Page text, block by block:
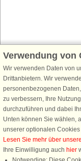
Schließen Sie sich
Erhalten Sie einen
Ferienhausurlaub -
an. Verpassen Sie nie
Urlaubstipps!
Verwendung von
Wir verwenden Daten von
Drittanbietern. Wir
personenbezogenen
zu verbessern, Ihre
durchzuführen und dabei
Unten können Sie wählen,
unserer optionalen
Lesen Sie mehr über
Ihre Einwilligung auch hier